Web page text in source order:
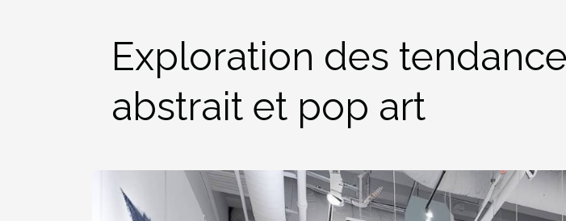
Exploration des
abstrait et pop art